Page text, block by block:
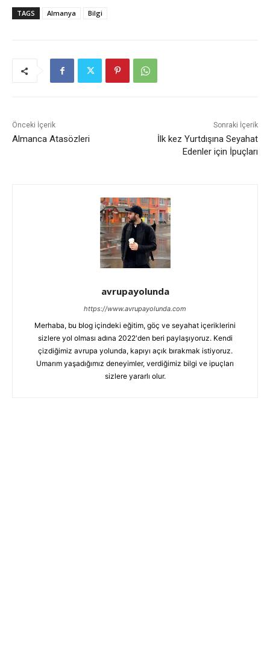
TAGS Almanya Bilgi
Önceki İçerik
Almanca Atasözleri
Sonraki İçerik
İlk kez Yurtdışına Seyahat
Edenler için İpuçları
avrupayolunda
https://www.avrupayolunda.com
Merhaba, bu blog içindeki eğitim, göç ve seyahat içeriklerini
sizlere yol olması adına 2022'den beri paylaşıyoruz. Kendi
çizdiğimiz avrupa yolunda, kapıyı açık bırakmak istiyoruz.
Umarım yaşadığımız deneyimler, verdiğimiz bilgi ve ipuçları
sizlere yararlı olur.